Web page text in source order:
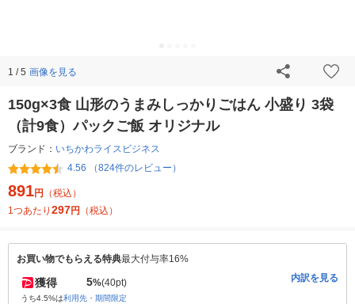
1 / 5 画像を見る
150g×3食 山形のうまみしっかりごはん 小盛り 3袋
（計9食）パックご飯 オリジナル
ブランド： いちかわライスビジネス
4.56 （824件のレビュー）
891円
（税込）
1つあたり 297円 （税込）
お買い物でもらえる特典最大付与率16%
獲得 5%(40pt)
うち4.5%は利用先・期間限定
内訳を見る